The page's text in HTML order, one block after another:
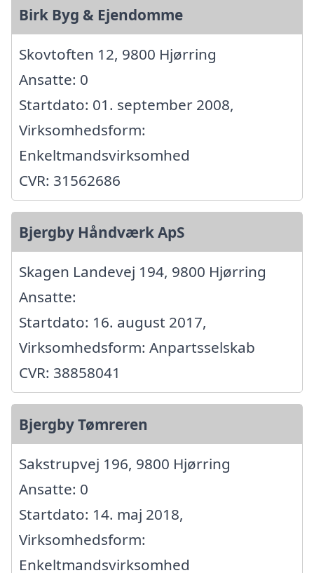
Birk Byg & Ejendomme
Skovtoften 12, 9800 Hjørring
Ansatte: 0
Startdato: 01. september 2008,
Virksomhedsform:
Enkeltmandsvirksomhed
CVR: 31562686
Bjergby Håndværk ApS
Skagen Landevej 194, 9800 Hjørring
Ansatte:
Startdato: 16. august 2017,
Virksomhedsform: Anpartsselskab
CVR: 38858041
Bjergby Tømreren
Sakstrupvej 196, 9800 Hjørring
Ansatte: 0
Startdato: 14. maj 2018,
Virksomhedsform:
Enkeltmandsvirksomhed